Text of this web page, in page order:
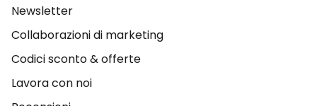
Newsletter
Collaborazioni di marketing
Codici sconto & offerte
Lavora con noi